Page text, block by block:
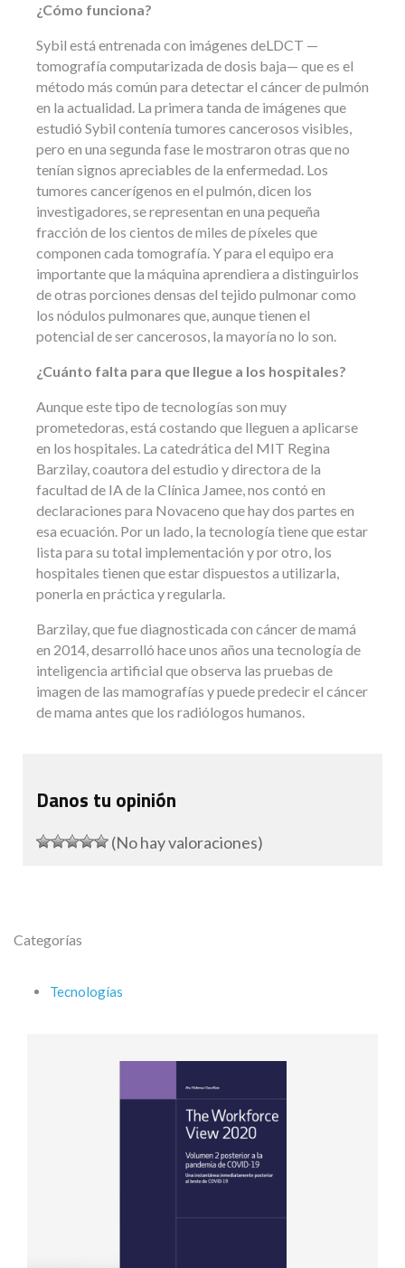
¿Cómo funciona?
Sybil está entrenada con imágenes deLDCT —
tomografía computarizada de dosis baja— que es el
método más común para detectar el cáncer de pulmón
en la actualidad. La primera tanda de imágenes que
estudió Sybil contenía tumores cancerosos visibles,
pero en una segunda fase le mostraron otras que no
tenían signos apreciables de la enfermedad. Los
tumores cancerígenos en el pulmón, dicen los
investigadores, se representan en una pequeña
fracción de los cientos de miles de píxeles que
componen cada tomografía. Y para el equipo era
importante que la máquina aprendiera a distinguirlos
de otras porciones densas del tejido pulmonar como
los nódulos pulmonares que, aunque tienen el
potencial de ser cancerosos, la mayoría no lo son.
¿Cuánto falta para que llegue a los hospitales?
Aunque este tipo de tecnologías son muy
prometedoras, está costando que lleguen a aplicarse
en los hospitales. La catedrática del MIT Regina
Barzilay, coautora del estudio y directora de la
facultad de IA de la Clínica Jamee, nos contó en
declaraciones para Novaceno que hay dos partes en
esa ecuación. Por un lado, la tecnología tiene que estar
lista para su total implementación y por otro, los
hospitales tienen que estar dispuestos a utilizarla,
ponerla en práctica y regularla.
Barzilay, que fue diagnosticada con cáncer de mamá
en 2014, desarrolló hace unos años una tecnología de
inteligencia artificial que observa las pruebas de
imagen de las mamografías y puede predecir el cáncer
de mama antes que los radiólogos humanos.
Danos tu opinión
(No hay valoraciones)
Categorías
Tecnologías